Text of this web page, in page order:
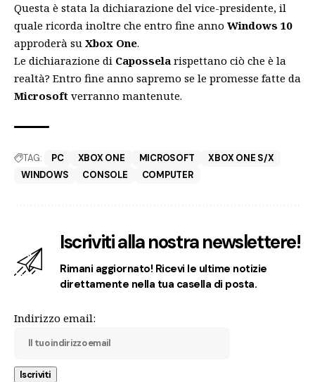
Questa è stata la dichiarazione del vice-presidente, il
quale ricorda inoltre che entro fine anno Windows 10
approderà su Xbox One.
Le dichiarazione di Capossela rispettano ciò che è la
realtà? Entro fine anno sapremo se le promesse fatte da
Microsoft verranno mantenute.
TAG: PC XBOX ONE MICROSOFT
XBOX ONE S/X
WINDOWS
CONSOLE COMPUTER
Iscriviti alla nostra newslettere!
Rimani aggiornato! Ricevi le ultime notizie
direttamente nella tua casella di posta.
Indirizzo email: